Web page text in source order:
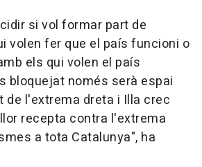
si vol formar part de
volen fer que el país funcioni o
els qui volen el país
bloquejat només serà espai
de l'extrema dreta i Illa crec
recepta contra l'extrema
a tota Catalunya", ha